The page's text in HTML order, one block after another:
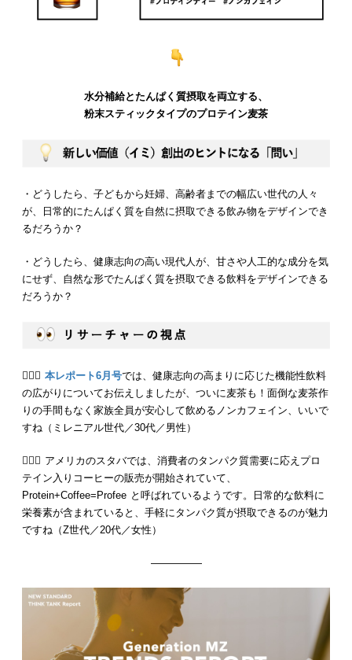
水分補給とたんぱく質摂取を両立する、
粉末スティックタイプのプロテイン麦茶
・どうしたら、子どもから妊婦、高齢者までの幅広い世代の人々
が、日常的にたんぱく質を自然に摂取できる飲み物をデザインでき
るだろうか？
・どうしたら、健康志向の高い現代人が、甘さや人工的な成分を気
にせず、自然な形でたんぱく質を摂取できる飲料をデザインできる
だろうか？
💁🏻‍♂️ 本レポート6月号では、健康志向の高まりに応じた機能性飲料
の広がりについてお伝えしましたが、ついに麦茶も！面倒な麦茶作
りの手間もなく家族全員が安心して飲めるノンカフェイン、いいで
すね（ミレニアル世代／30代／男性）
💁🏻‍♀️ アメリカのスタバでは、消費者のタンパク質需要に応えプロ
テイン入りコーヒーの販売が開始されていて、
Protein+Coffee=Profee と呼ばれているようです。日常的な飲料に
栄養素が含まれていると、手軽にタンパク質が摂取できるのが魅力
ですね（Z世代／20代／女性）
—————